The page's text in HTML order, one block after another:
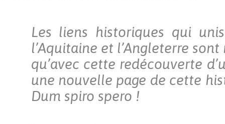
Les liens historiques qui
l’Aquitaine et l’Angleterre sont
qu’avec cette redécouverte
une nouvelle page de cette
Dum spiro spero !